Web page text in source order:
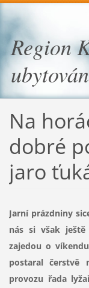
Region
Na
dobré
jaro
Jarní prázdniny
nás si však
zajedou o
postaral čerstvě
provozu řada